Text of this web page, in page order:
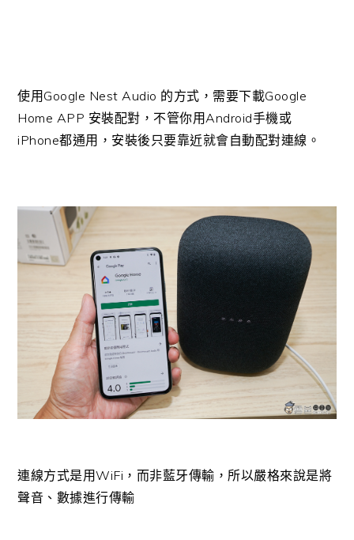
使用Google Nest Audio 的方式，需要下載Google
Home APP 安裝配對，不管你用Android手機或
iPhone都通用，安裝後只要靠近就會自動配對連線。
連線方式是用WiFi，而非藍牙傳輸，所以嚴格來說是將
聲音、數據進行傳輸